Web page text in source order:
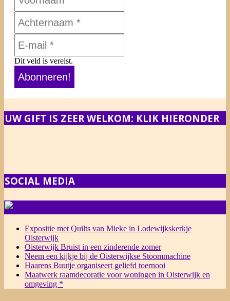
Dit veld is vereist.
UW GIFT IS ZEER WELKOM: KLIK HIERONDER
SOCIAL MEDIA
Expositie met Quilts van Mieke in Lodewijkskerkje
Oisterwijk
Oisterwijk Bruist in een zinderende zomer
Neem een kijkje bij de Oisterwijkse Stoommachine
Haarens Buutje organiseert geliefd toernooi
Maatwerk raamdecoratie voor woningen in Oisterwijk en
omgeving *